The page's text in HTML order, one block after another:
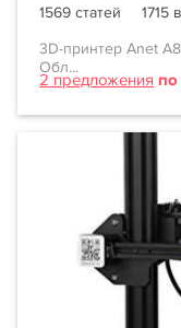
1569 статей
1715
3D-принтер Anet
Обл...
2 предложения